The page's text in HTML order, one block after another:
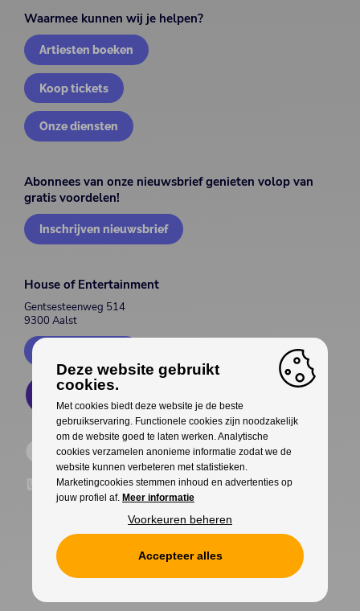
Waarmee kunnen wij je helpen?
Artiesten boeken
Koop tickets
Onze diensten
Abonnees van onze nieuwsbrief genieten volop van
gratis voordelen!
Inschrijven nieuwsbrief
House of Entertainment
Gentsesteenweg 514
9300 Aalst
Cookies Privacy
Deze website gebruikt
cookies.
Met cookies biedt deze website je de beste
gebruikservaring. Functionele cookies zijn noodzakelijk
om de website goed te laten werken. Analytische
cookies verzamelen anonieme informatie zodat we de
website kunnen verbeteren met statistieken.
Marketingcookies stemmen inhoud en advertenties op
jouw profiel af. Meer informatie
Voorkeuren beheren
Accepteer alles